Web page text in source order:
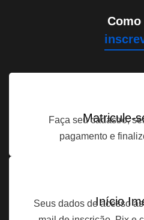
Como
Matricule-
Faça seu cadastro,
pagamento e
Início
Seus dados de acesso